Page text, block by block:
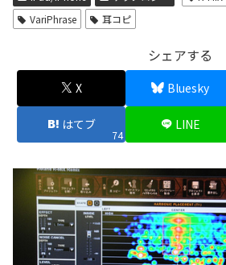
VariPhrase
耳コピ
シェアする
X Bluesky
はてブ
74
LINE